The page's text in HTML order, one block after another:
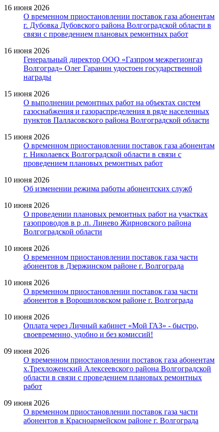
16 июня 2026
О временном приостановлении поставок газа абонентам
г. Дубовка Дубовского района Волгоградской области в
связи с проведением плановых ремонтных работ
16 июня 2026
Генеральный директор ООО «Газпром межрегионгаз
Волгоград» Олег Гаранин удостоен государственной
награды
15 июня 2026
О выполнении ремонтных работ на объектах систем
газоснабжения и газораспределения в ряде населенных
пунктов Палласовского района Волгоградской области
15 июня 2026
О временном приостановлении поставок газа абонентам
г. Николаевск Волгоградской области в связи с
проведением плановых ремонтных работ
10 июня 2026
Об изменении режима работы абонентских служб
10 июня 2026
О проведении плановых ремонтных работ на участках
газопроводов в р .п. Линево Жирновского района
Волгоградской области
10 июня 2026
О временном приостановлении поставок газа части
абонентов в Дзержинском районе г. Волгограда
10 июня 2026
О временном приостановлении поставок газа части
абонентов в Ворошиловском районе г. Волгограда
10 июня 2026
Оплата через Личный кабинет «Мой ГАЗ» - быстро,
своевременно, удобно и без комиссий!
09 июня 2026
О временном приостановлении поставок газа абонентам
х.Трехложенский Алексеевского района Волгоградской
области в связи с проведением плановых ремонтных
работ
09 июня 2026
О временном приостановлении поставок газа части
абонентов в Красноармейском районе г. Волгограда